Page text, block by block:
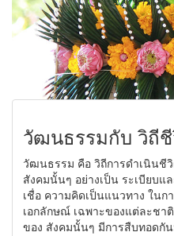
วัฒนธรรมกับ วิถี
วัฒนธรรม คือ วิถีการดำเนิน
สังคมนั้นๆ อย่างเป็น ระเบียบ
เชื่อ ความคิดเป็นแนวทาง ในก
เอกลักษณ์ เฉพาะของแต่ละชา
ของ สังคมนั้นๆ มีการสืบทอดกั